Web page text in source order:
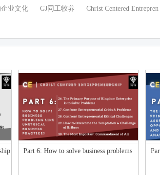
业文化 GJ同工牧养 Christ Centered Entrepren
Part 6: How to solve business problems